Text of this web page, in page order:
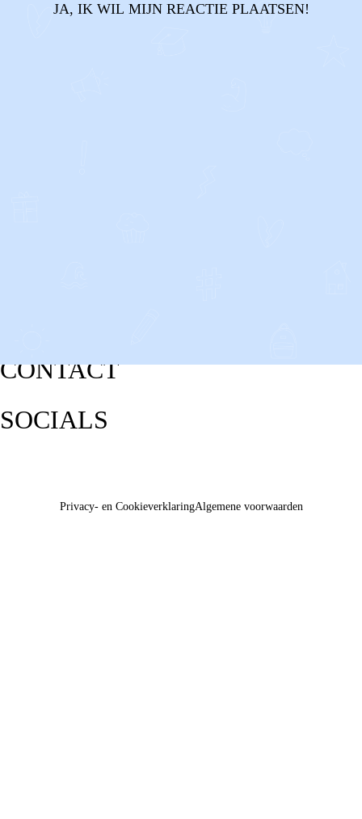
JA, IK WIL MIJN REACTIE PLAATSEN!
CONTACT
SOCIALS
Privacy- en CookieverklaringAlgemene voorwaarden